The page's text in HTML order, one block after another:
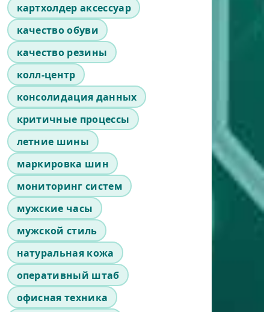
картхолдер аксессуар
качество обуви
качество резины
колл-центр
консолидация данных
критичные процессы
летние шины
маркировка шин
мониторинг систем
мужские часы
мужской стиль
натуральная кожа
оперативный штаб
офисная техника